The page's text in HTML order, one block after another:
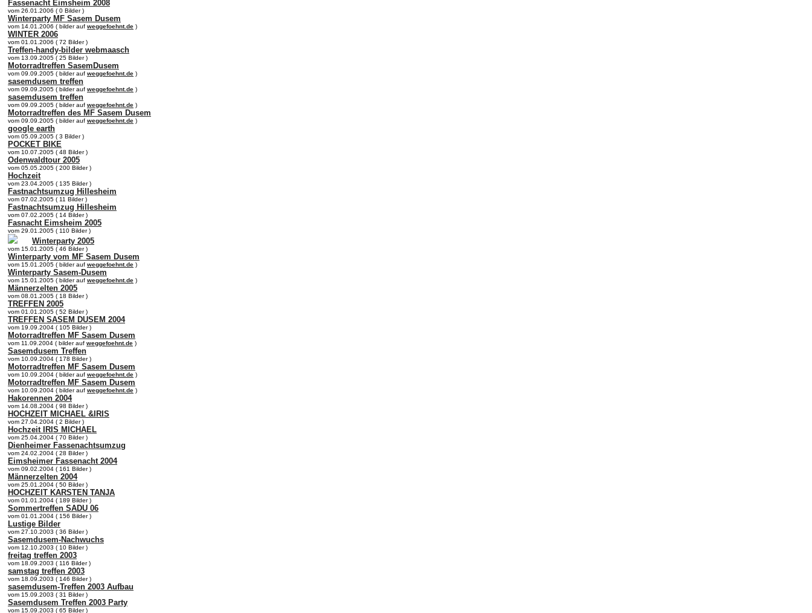
Fassenacht Eimsheim 2008
vom 26.01.2006 ( 0 Bilder )
Winterparty MF Sasem Dusem
vom 14.01.2006 ( bilder auf weggefoehnt.de )
WINTER 2006
vom 01.01.2006 ( 72 Bilder )
Treffen-handy-bilder webmaasch
vom 13.09.2005 ( 25 Bilder )
Motorradtreffen SasemDusem
vom 09.09.2005 ( bilder auf weggefoehnt.de )
sasemdusem treffen
vom 09.09.2005 ( bilder auf weggefoehnt.de )
sasemdusem treffen
vom 09.09.2005 ( bilder auf weggefoehnt.de )
Motorradtreffen des MF Sasem Dusem
vom 09.09.2005 ( bilder auf weggefoehnt.de )
google earth
vom 05.09.2005 ( 3 Bilder )
POCKET BIKE
vom 10.07.2005 ( 48 Bilder )
Odenwaldtour 2005
vom 05.05.2005 ( 200 Bilder )
Hochzeit
vom 23.04.2005 ( 135 Bilder )
Fastnachtsumzug Hillesheim
vom 07.02.2005 ( 11 Bilder )
Fastnachtsumzug Hillesheim
vom 07.02.2005 ( 14 Bilder )
Fasnacht Eimsheim 2005
vom 29.01.2005 ( 110 Bilder )
Winterparty 2005
vom 15.01.2005 ( 46 Bilder )
Winterparty vom MF Sasem Dusem
vom 15.01.2005 ( bilder auf weggefoehnt.de )
Winterparty Sasem-Dusem
vom 15.01.2005 ( bilder auf weggefoehnt.de )
Männerzelten 2005
vom 08.01.2005 ( 18 Bilder )
TREFFEN 2005
vom 01.01.2005 ( 52 Bilder )
TREFFEN SASEM DUSEM 2004
vom 19.09.2004 ( 105 Bilder )
Motorradtreffen MF Sasem Dusem
vom 11.09.2004 ( bilder auf weggefoehnt.de )
Sasemdusem Treffen
vom 10.09.2004 ( 178 Bilder )
Motorradtreffen MF Sasem Dusem
vom 10.09.2004 ( bilder auf weggefoehnt.de )
Motorradtreffen MF Sasem Dusem
vom 10.09.2004 ( bilder auf weggefoehnt.de )
Hakorennen 2004
vom 14.08.2004 ( 98 Bilder )
HOCHZEIT MICHAEL &IRIS
vom 27.04.2004 ( 2 Bilder )
Hochzeit IRIS MICHAEL
vom 25.04.2004 ( 70 Bilder )
Dienheimer Fassenachtsumzug
vom 24.02.2004 ( 28 Bilder )
Eimsheimer Fassenacht 2004
vom 09.02.2004 ( 161 Bilder )
Männerzelten 2004
vom 25.01.2004 ( 50 Bilder )
HOCHZEIT KARSTEN TANJA
vom 01.01.2004 ( 189 Bilder )
Sommertreffen SADU 06
vom 01.01.2004 ( 156 Bilder )
Lustige Bilder
vom 27.10.2003 ( 36 Bilder )
Sasemdusem-Nachwuchs
vom 12.10.2003 ( 10 Bilder )
freitag treffen 2003
vom 18.09.2003 ( 116 Bilder )
samstag treffen 2003
vom 18.09.2003 ( 146 Bilder )
sasemdusem-Treffen 2003 Aufbau
vom 15.09.2003 ( 31 Bilder )
Sasemdusem Treffen 2003 Party
vom 15.09.2003 ( 65 Bilder )